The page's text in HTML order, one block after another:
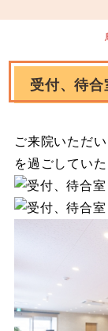
受付、待合
ご来院いただ
を過ごしてい